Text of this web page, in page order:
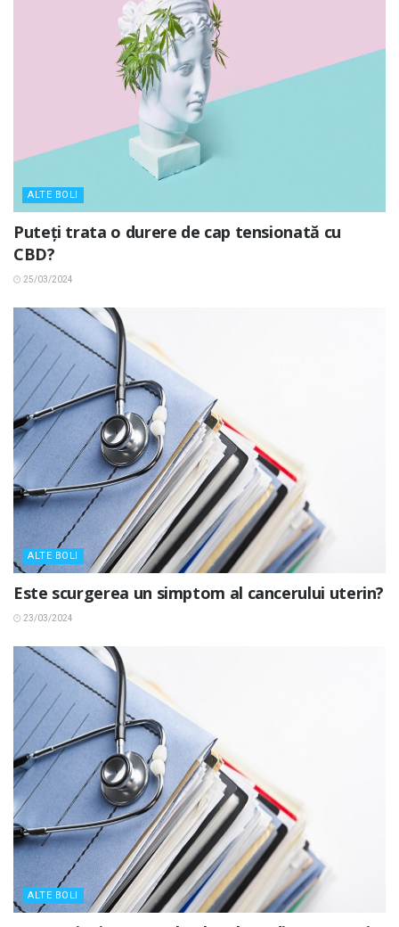
ALTE BOLI
Puteți trata o durere de cap tensionată cu
CBD?
25/03/2024
ALTE BOLI
Este scurgerea un simptom al cancerului uterin?
23/03/2024
ALTE BOLI